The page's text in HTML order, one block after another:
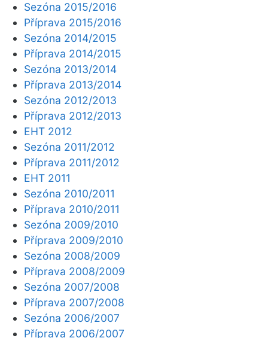
Sezóna 2015/2016
Příprava 2015/2016
Sezóna 2014/2015
Příprava 2014/2015
Sezóna 2013/2014
Příprava 2013/2014
Sezóna 2012/2013
Příprava 2012/2013
EHT 2012
Sezóna 2011/2012
Příprava 2011/2012
EHT 2011
Sezóna 2010/2011
Příprava 2010/2011
Sezóna 2009/2010
Příprava 2009/2010
Sezóna 2008/2009
Příprava 2008/2009
Sezóna 2007/2008
Příprava 2007/2008
Sezóna 2006/2007
Příprava 2006/2007